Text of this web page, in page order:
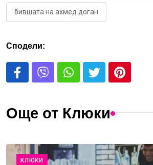
бившата на ахмед доган
Сподели:
Още от Клюки
КЛЮКИ